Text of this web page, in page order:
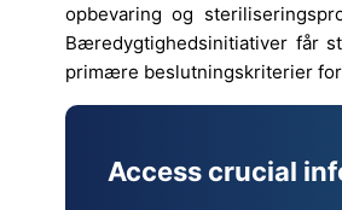
opbevaring og
Bæredygtighedsinitiativer får
primære beslutningskriterier
Access crucial